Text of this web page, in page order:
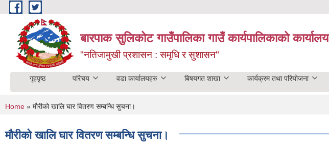
Skip to main content
बारपाक सुलिकोट गाउँपालिका गाउँ कार्यपालिकाको कार्यालय
"नतिजामुखी प्रशासन : समृधि र सुशासन"
गृहपृष्ठ परिचय वडा कार्यालयहरु बिषयगत शाखा कार्यक्रम तथा परियोजना
You are here
Home » मौरीको खालि घार वितरण सम्बन्धि सुचना।
मौरीको खालि घार वितरण सम्बन्धि सुचना।